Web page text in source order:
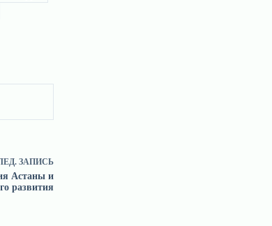
ЗАПИСЬ
Астаны и
развития